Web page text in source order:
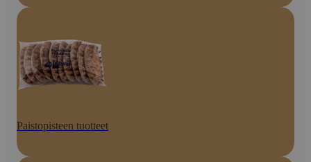
Paistopisteen tuotteet